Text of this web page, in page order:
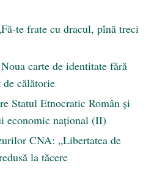
te frate cu dracul, pînă treci
carte de identitate fără
călătorie
Statul Etnocratic Român şi
economic naţional (II)
CNA: „Libertatea de
la tăcere